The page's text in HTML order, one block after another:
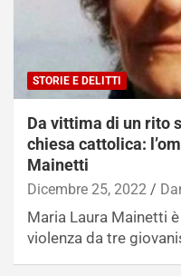
STORIE E DELITTI
Da vittima di un rito
chiesa cattolica:
Mainetti
Dicembre 25, 2022
Maria Laura Mainetti
violenza da tre